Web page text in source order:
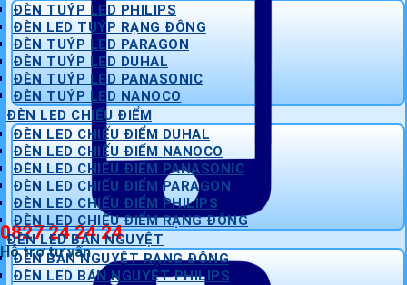
0827 24 24 24
Hỗ trợ tư vấn
ĐÈN TUÝP LED PHILIPS
ĐÈN LED TUÝP RẠNG ĐÔNG
ĐÈN TUÝP LED PARAGON
ĐÈN TUÝP LED DUHAL
ĐÈN TUÝP LED PANASONIC
ĐÈN TUÝP LED NANOCO
ĐÈN LED CHIẾU ĐIỂM
ĐÈN LED CHIẾU ĐIỂM DUHAL
ĐÈN LED CHIẾU ĐIỂM NANOCO
ĐÈN LED CHIẾU ĐIỂM PANASONIC
ĐÈN LED CHIẾU ĐIỂM PARAGON
ĐÈN LED CHIẾU ĐIỂM PHILIPS
ĐÈN LED CHIẾU ĐIỂM RẠNG ĐÔNG
ĐÈN LED BÁN NGUYỆT
ĐÈN BÁN NGUYỆT RẠNG ĐÔNG
ĐÈN LED BÁN NGUYỆT PHILIPS